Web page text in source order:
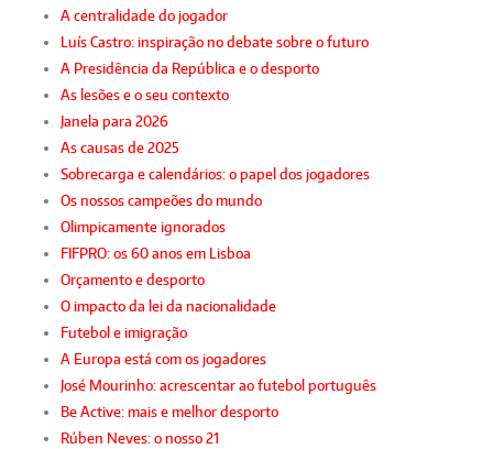
A centralidade do jogador
Luís Castro: inspiração no debate sobre o futuro
A Presidência da República e o desporto
As lesões e o seu contexto
Janela para 2026
As causas de 2025
Sobrecarga e calendários: o papel dos jogadores
Os nossos campeões do mundo
Olimpicamente ignorados
FIFPRO: os 60 anos em Lisboa
Orçamento e desporto
O impacto da lei da nacionalidade
Futebol e imigração
A Europa está com os jogadores
José Mourinho: acrescentar ao futebol português
Be Active: mais e melhor desporto
Rúben Neves: o nosso 21